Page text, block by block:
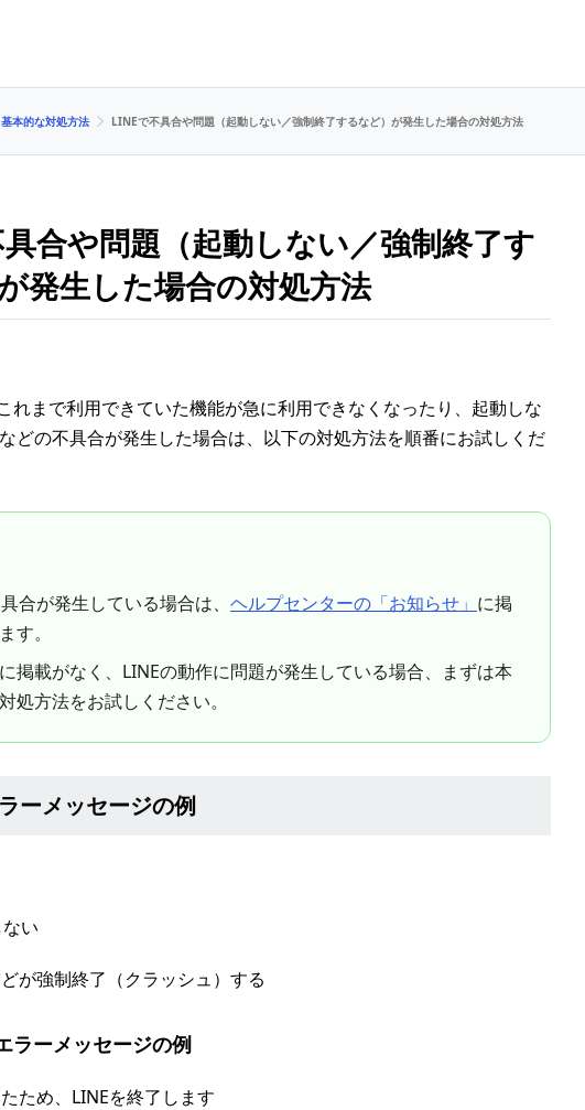
基本的な対処方法 LINEで不具合や問題（起動しない／強制終了するなど）が発生した場合の対処方法
合や問題（起動しない／強制終了す
発生した場合の対処方法
れまで利用できていた機能が急に利用できなくなったり、起動しな
どの不具合が発生した場合は、以下の対処方法を順番にお試しくだ
合が発生している場合は、 ヘルプセンターの「お知らせ」 に掲
す。
掲載がなく、LINEの動作に問題が発生している場合、まずは本
処方法をお試しください。
ーメッセージの例
い
が強制終了（クラッシュ）する
ラーメッセージの例
ため、LINEを終了します